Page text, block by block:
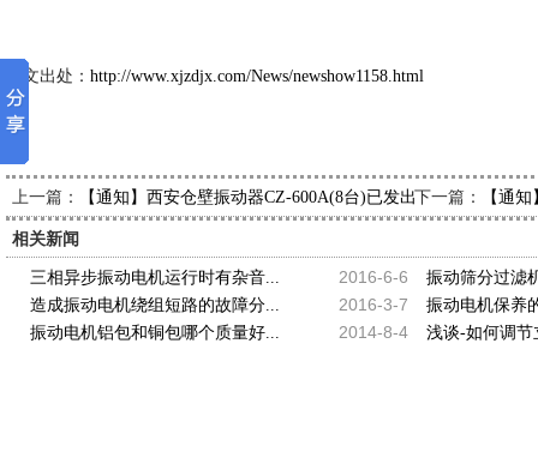
本文出处： http://www.xjzdjx.com/News/newshow1158.html
上一篇： 【通知】西安仓壁振动器CZ-600A(8台)已发出，请刘经理查收
下一篇： 【通
相关新闻
2016-6-6
三相异步振动电机运行时有杂音... 振动筛分过滤
2016-3-7
造成振动电机绕组短路的故障分... 振动电机保养
2014-8-4
振动电机铝包和铜包哪个质量好... 浅谈-如何调